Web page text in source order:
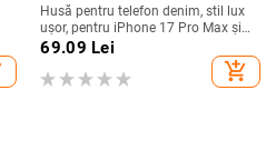
Husă pentru telefon denim, stil lux
ușor, pentru iPhone 17 Pro Max și
iPhone 16, cu acoperire totală
69.09 Lei
add_shopping_cart